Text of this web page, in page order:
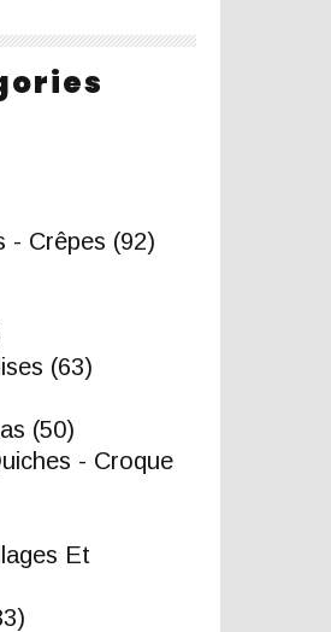
- Crêpes (92)
(63)
(50)
- Croque
Et